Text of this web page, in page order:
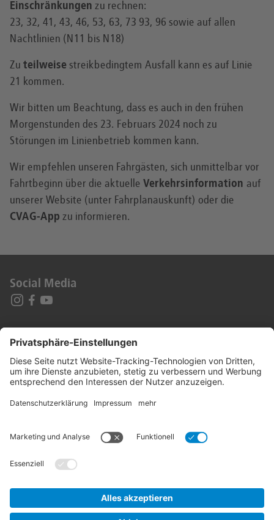
Einschränkungen zu rechnen:
23, 32, 41, 43, 46, 53, 63, 73 93, 96 sowie auf allen
Nachtlinien (N11 bis N18)
Zu teilweise streikbedingtem Ausfall kann es auf Linie
21 kommen.
Wir bitten um Beachtung, dass es auch in den frühen
Morgenstunden des 23. Februars 2024 noch zu
Störungen im Linienbetrieb kommen kann.
Wir empfehlen unseren Fahrgästen, sich unmittelbar vor
Fahrtbeginn über die aktuelle Verkehrsinformation auf
unserer Website (unter Fahrplanauskunft) oder die
CVAG-App zu informieren.
Social Media
Datenschutz
Abo-Online